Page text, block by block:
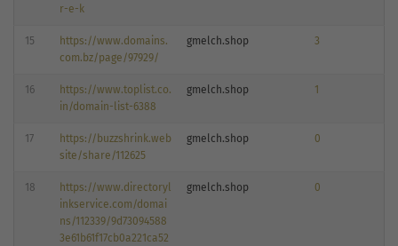
r-e-k
15
https://www.domains.
com.bz/page/97929/
gmelch.shop 3
16
https://www.toplist.co.
in/domain-list-6388
gmelch.shop 1
17
https://buzzshrink.web
site/share/112625
gmelch.shop 0
18
https://www.directoryl
inkservice.com/domai
ns/112339/9d73094588
3e61b61f17cb0a221ca52
gmelch.shop 0